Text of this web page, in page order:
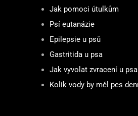
Jak pomoci útulkům
Psí eutanázie
Epilepsie u psů
Gastritida u psa
Jak vyvolat zvracení u psa
Kolik vody by měl pes